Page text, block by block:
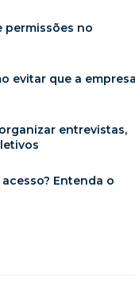
permissões no
evitar que a
entrevistas,
Entenda o